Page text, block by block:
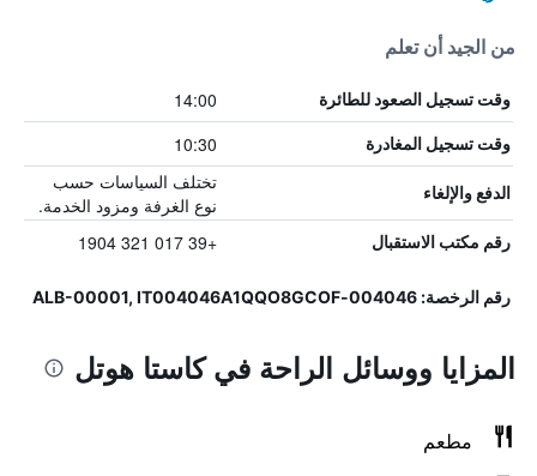
من الجيد أن تعلم
وقت تسجيل الصعود للطائرة 14:00
وقت تسجيل المغادرة 10:30
الدفع والإلغاء
تختلف السياسات حسب
نوع الغرفة ومزود الخدمة.
رقم مكتب الاستقبال +39 017 321 1904
رقم الرخصة: 004046-ALB-00001, IT004046A1QQO8GCOF
المزايا ووسائل الراحة في كاستا هوتل
مطعم